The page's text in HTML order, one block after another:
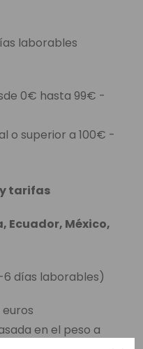
laborables
0€ hasta 99€ -
o superior a 100€ -
tarifas
Ecuador, México,
6 días laborables)
en el peso a